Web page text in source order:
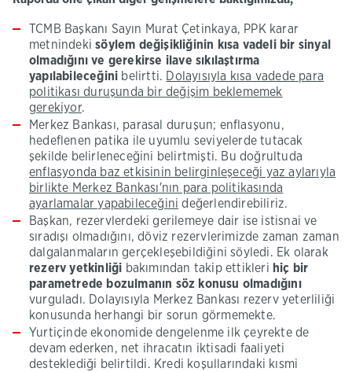
TCMB Başkanı Sayın Murat Çetinkaya, PPK karar
metnindekisöylem değişikliğinin kısa vadeli bir sinyal
olmadığını ve gerekirse ilave sıkılaştırma
yapılabileceğini belirtti. Dolayısıyla kısa vadede para
politikası duruşunda bir değişim beklememek
gerekiyor.
Merkez Bankası, parasal duruşun; enflasyonu,
hedeflenen patika ile uyumlu seviyelerde tutacak
şekilde belirleneceğini belirtmişti. Bu doğrultuda
enflasyonda baz etkisinin belirginleşeceği yaz aylarıyla
birlikte Merkez Bankası'nın para politikasında
ayarlamalar yapabileceğini değerlendirebiliriz.
Başkan, rezervlerdeki gerilemeye dair ise istisnai ve
sıradışı olmadığını, döviz rezervlerimizde zaman zaman
dalgalanmaların gerçekleşebildiğini söyledi. Ek olarak
rezerv yetkinliği bakımından takip ettikleri hiç bir
parametrede bozulmanın söz konusu olmadığını
vurguladı. Dolayısıyla Merkez Bankası rezerv yeterliliği
konusunda herhangi bir sorun görmemekte.
Yurtiçinde ekonomide dengelenme ilk çeyrekte de
devam ederken, net ihracatın iktisadi faaliyeti
desteklediği belirtildi. Kredi koşullarındaki kısmi